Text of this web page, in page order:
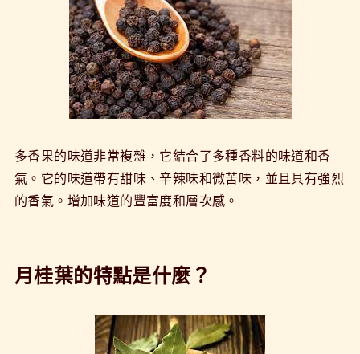
多香果的味道非常複雜，它結合了多種香料的味道和香
氣。它的味道帶有甜味、辛辣味和微苦味，並且具有強烈
的香氣。增加味道的豐富度和層次感。
月桂葉的特點是什麼？